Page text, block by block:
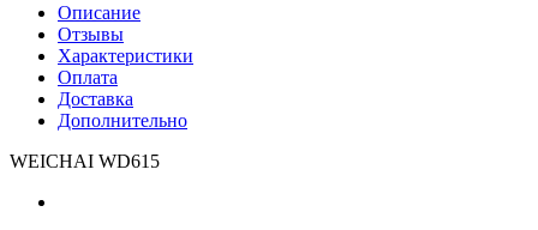
Описание
Отзывы
Характеристики
Оплата
Доставка
Дополнительно
WEICHAI WD615